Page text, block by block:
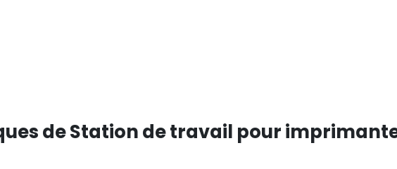
de Station de travail pour imprimante